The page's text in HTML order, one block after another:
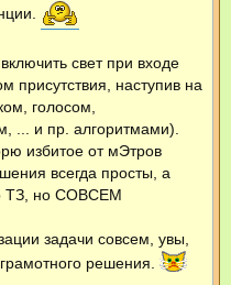
свет при входе
присутствия, наступив на
голосом,
... и пр. алгоритмами).
избитое от мЭтров
всегда просты, а
ТЗ, но СОВСЕМ
задачи совсем, увы,
решения.